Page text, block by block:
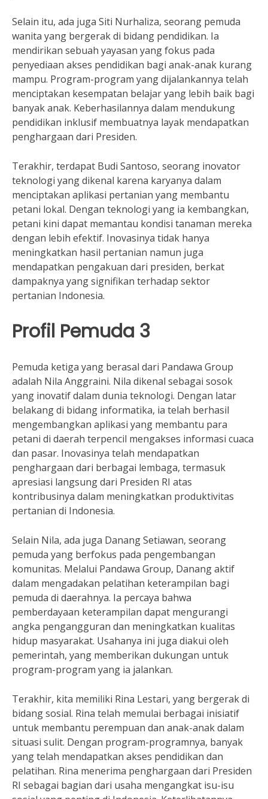
Selain itu, ada juga Siti Nurhaliza, seorang pemuda
wanita yang bergerak di bidang pendidikan. Ia
mendirikan sebuah yayasan yang fokus pada
penyediaan akses pendidikan bagi anak-anak kurang
mampu. Program-program yang dijalankannya telah
menciptakan kesempatan belajar yang lebih baik bagi
banyak anak. Keberhasilannya dalam mendukung
pendidikan inklusif membuatnya layak mendapatkan
penghargaan dari Presiden.
Terakhir, terdapat Budi Santoso, seorang inovator
teknologi yang dikenal karena karyanya dalam
menciptakan aplikasi pertanian yang membantu
petani lokal. Dengan teknologi yang ia kembangkan,
petani kini dapat memantau kondisi tanaman mereka
dengan lebih efektif. Inovasinya tidak hanya
meningkatkan hasil pertanian namun juga
mendapatkan pengakuan dari presiden, berkat
dampaknya yang signifikan terhadap sektor
pertanian Indonesia.
Profil Pemuda 3
Pemuda ketiga yang berasal dari Pandawa Group
adalah Nila Anggraini. Nila dikenal sebagai sosok
yang inovatif dalam dunia teknologi. Dengan latar
belakang di bidang informatika, ia telah berhasil
mengembangkan aplikasi yang membantu para
petani di daerah terpencil mengakses informasi cuaca
dan pasar. Inovasinya telah mendapatkan
penghargaan dari berbagai lembaga, termasuk
apresiasi langsung dari Presiden RI atas
kontribusinya dalam meningkatkan produktivitas
pertanian di Indonesia.
Selain Nila, ada juga Danang Setiawan, seorang
pemuda yang berfokus pada pengembangan
komunitas. Melalui Pandawa Group, Danang aktif
dalam mengadakan pelatihan keterampilan bagi
pemuda di daerahnya. Ia percaya bahwa
pemberdayaan keterampilan dapat mengurangi
angka pengangguran dan meningkatkan kualitas
hidup masyarakat. Usahanya ini juga diakui oleh
pemerintah, yang memberikan dukungan untuk
program-program yang ia jalankan.
Terakhir, kita memiliki Rina Lestari, yang bergerak di
bidang sosial. Rina telah memulai berbagai inisiatif
untuk membantu perempuan dan anak-anak dalam
situasi sulit. Dengan program-programnya, banyak
yang telah mendapatkan akses pendidikan dan
pelatihan. Rina menerima penghargaan dari Presiden
RI sebagai bagian dari usaha mengangkat isu-isu